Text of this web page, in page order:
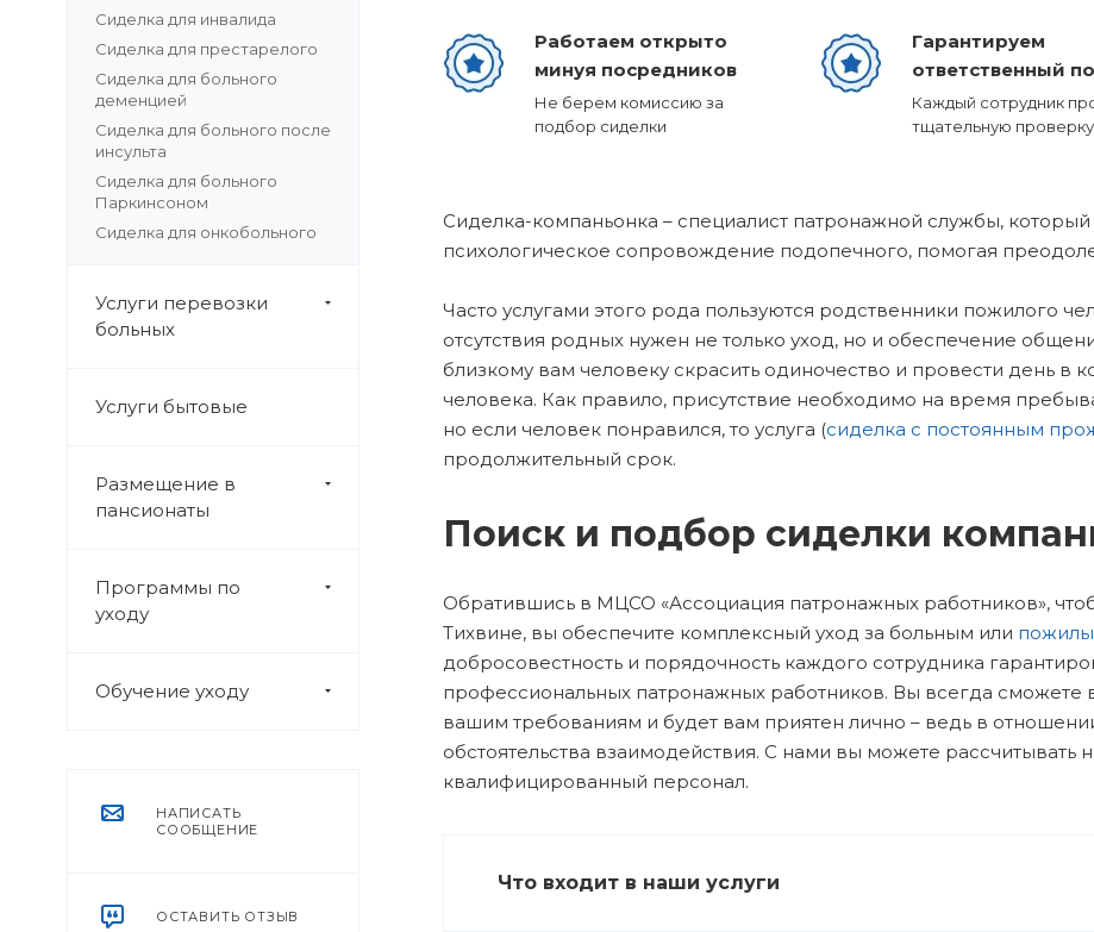
Сиделка для инвалида
Сиделка для престарелого
Сиделка для больного
деменцией
Сиделка для больного после
инсульта
Сиделка для больного
Паркинсоном
Сиделка для онкобольного
Услуги перевозки
больных
Услуги бытовые
Размещение в
пансионаты
Программы по
уходу
Обучение уходу
НАПИСАТЬ
СООБЩЕНИЕ
ОСТАВИТЬ ОТЗЫВ
Работаем открыто
минуя посредников
Не берем комиссию за
подбор сиделки
Гарантируем
ответственный
Каждый сотрудник
тщательную проверку
Сиделка-компаньонка – специалист патронажной службы,
психологическое сопровождение подопечного, помогая
Часто услугами этого рода пользуются родственники пожилого
отсутствия родных нужен не только уход, но и обеспечение
близкому вам человеку скрасить одиночество и провести день
человека. Как правило, присутствие необходимо на время
но если человек понравился, то услуга (сиделка с постоянным
продолжительный срок.
Поиск и подбор сиделки
Обратившись в МЦСО «Ассоциация патронажных работников»,
Тихвине, вы обеспечите комплексный уход за больным или
добросовестность и порядочность каждого сотрудника
профессиональных патронажных работников. Вы всегда сможете
вашим требованиям и будет вам приятен лично – ведь в
обстоятельства взаимодействия. С нами вы можете рассчитывать
квалифицированный персонал.
Что входит в наши услуги